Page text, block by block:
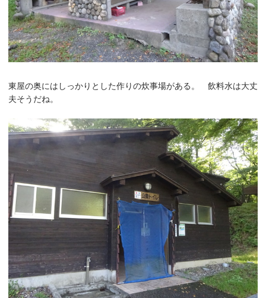
東屋の奥にはしっかりとした作りの炊事場がある。 飲料水は大丈
夫そうだね。